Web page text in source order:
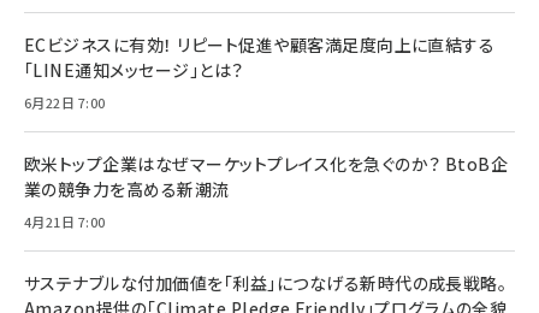
ECビジネスに有効！ リピート促進や顧客満足度向上に直結する
「LINE通知メッセージ」とは？
6月22日 7:00
欧米トップ企業はなぜマーケットプレイス化を急ぐのか？ BtoB企
業の競争力を高める新潮流
4月21日 7:00
サステナブルな付加価値を「利益」につなげる新時代の成長戦略。
Amazon提供の「Climate Pledge Friendly」プログラムの全貌